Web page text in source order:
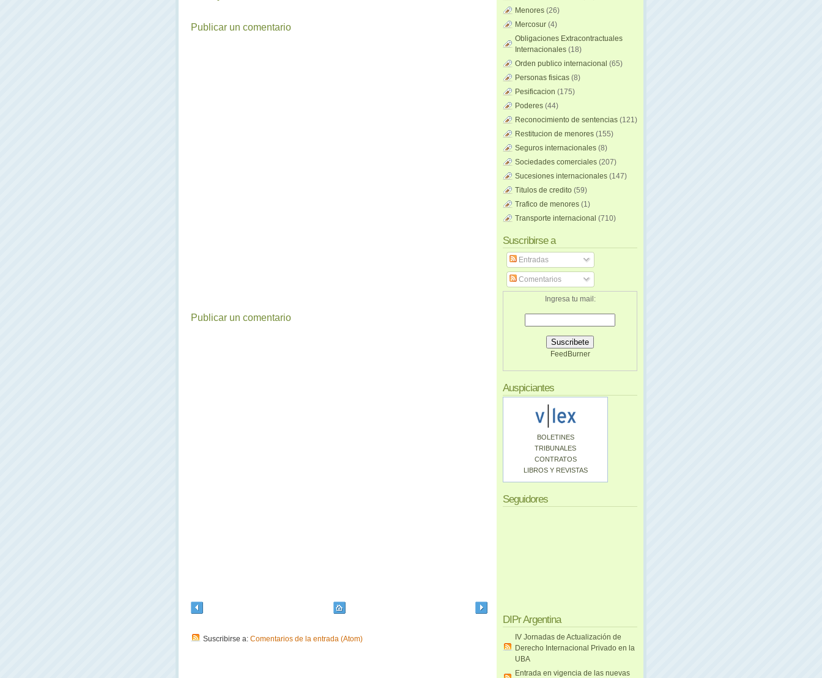
Publicar un comentario
Publicar un comentario
Suscribirse a: Comentarios de la entrada (Atom)
Menores (26)
Mercosur (4)
Obligaciones Extracontractuales
Internacionales (18)
Orden publico internacional (65)
Personas fisicas (8)
Pesificacion (175)
Poderes (44)
Reconocimiento de sentencias (121)
Restitucion de menores (155)
Seguros internacionales (8)
Sociedades comerciales (207)
Sucesiones internacionales (147)
Titulos de credito (59)
Trafico de menores (1)
Transporte internacional (710)
Suscribirse a
Entradas
Comentarios
Ingresa tu mail:
FeedBurner
Auspiciantes
BOLETINES
TRIBUNALES
CONTRATOS
LIBROS Y REVISTAS
Seguidores
DIPr Argentina
IV Jornadas de Actualización de
Derecho Internacional Privado en la
UBA
Entrada en vigencia de las nuevas